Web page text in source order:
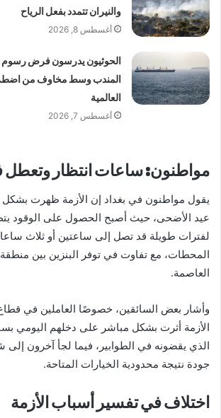
والنيران تتمدد بفعل الرياح
أغسطس 8, 2026
الحوثيون يدرسون فرض
المندب وسط مخاوف من
العالمية
أغسطس 7, 2026
مواطنون: ساعات انتظار وتعطل
يقول مواطنون في بغداد إن الأزمة ظهرت
عيد الأضحى، حيث أصبح الحصول على الوقود
لفترات طويلة قد تصل إلى ساعتين أو ثلاث
المحطات، مع تفاوت في توفر البنزين بين
العاصمة.
وأشار بعض السائقين، خصوصًا العاملين في
الأزمة أثرت بشكل مباشر على دخلهم اليومي
الذي يقضونه في الطوابير، فيما لجأ آخرون إلى
جودة نتيجة محدودية الخيارات المتاحة.
اختلاف في تفسير أسباب الأزمة